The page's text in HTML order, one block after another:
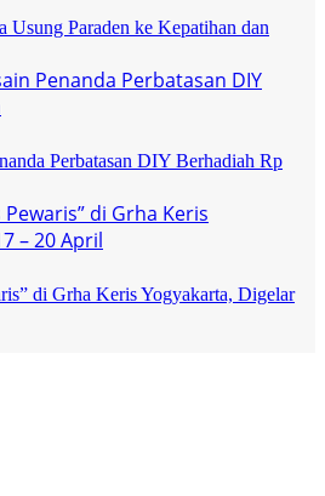
Usung Paraden ke Kepatihan dan
Perbatasan DIY Berhadiah Rp
di Grha Keris Yogyakarta, Digelar